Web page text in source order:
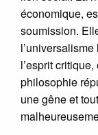
économique,
soumission.
l’esprit
philosophie
une gêne et